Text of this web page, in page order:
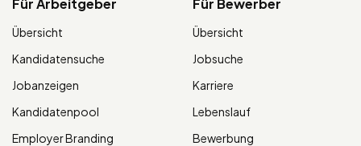
Für Arbeitgeber
Übersicht
Kandidatensuche
Jobanzeigen
Kandidatenpool
Employer Branding
Für Bewerber
Übersicht
Jobsuche
Karriere
Lebenslauf
Bewerbung